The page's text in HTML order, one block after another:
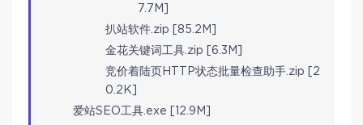
7.7M]
扒站软件.zip [85.2M]
金花关键词工具.zip [6.3M]
竞价着陆页HTTP状态批量检查助手.zip [2
0.2K]
爱站SEO工具.exe [12.9M]